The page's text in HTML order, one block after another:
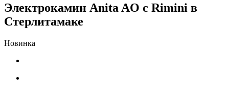
Электрокамин Anita AO с Rimini в
Стерлитамаке
Новинка